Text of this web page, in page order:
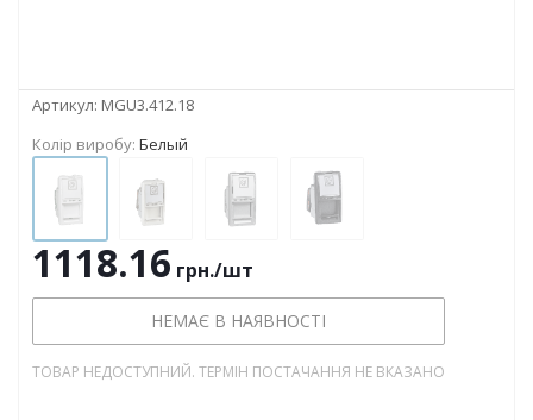
Артикул: MGU3.412.18
Колір виробу: Белый
1118.16 грн./шт
НЕМАЄ В НАЯВНОСТІ
ТОВАР НЕДОСТУПНИЙ. ТЕРМІН ПОСТАЧАННЯ НЕ ВКАЗАНО